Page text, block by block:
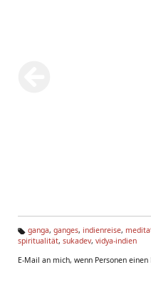
Ta
s:
ganga, ganges, indienreise,
spiritualität, sukadev, vidya-indien
E-Mail an mich, wenn Personen